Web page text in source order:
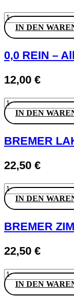
A.
Diehl
Grauer
»eins
zu
Menge
IN DEN
0,0 REIN –
12,00 €
0,0
REIN
-
Menge
IN DEN
BREMER
22,50 €
BREMER
LAKRITZ
SCHNEGGE
IN DEN
BREMER
22,50 €
BREMER
ZIMT
SCHNEGGE
IN DEN